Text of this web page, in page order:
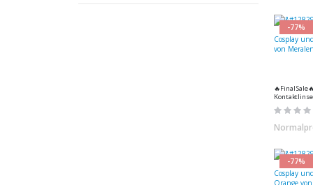
-77%
🔥Final
Halloween - Demon Yellow
- 1 Paar (2
Rating:
-77%